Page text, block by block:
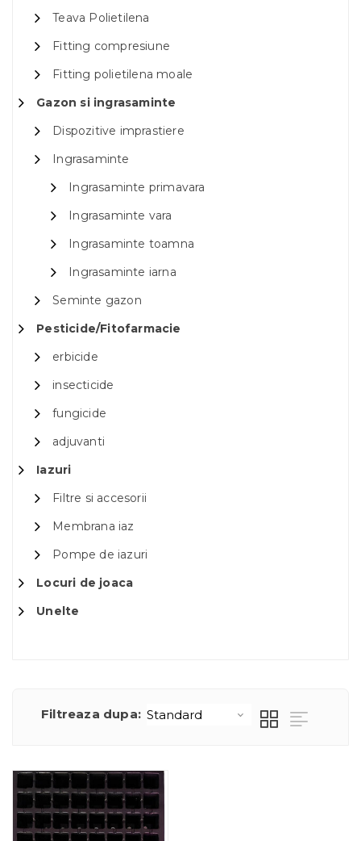
Teava Polietilena
Fitting compresiune
Fitting polietilena moale
Gazon si ingrasaminte
Dispozitive imprastiere
Ingrasaminte
Ingrasaminte primavara
Ingrasaminte vara
Ingrasaminte toamna
Ingrasaminte iarna
Seminte gazon
Pesticide/Fitofarmacie
erbicide
insecticide
fungicide
adjuvanti
Iazuri
Filtre si accesorii
Membrana iaz
Pompe de iazuri
Locuri de joaca
Unelte
Filtreaza dupa: